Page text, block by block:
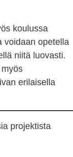
koulussa
voidaan opetella
niitä luovasti.
erilaisella
projektista